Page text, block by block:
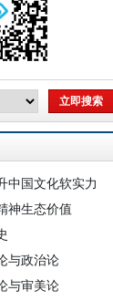
中国文化软实力
神生态价值
与政治论
与审美论